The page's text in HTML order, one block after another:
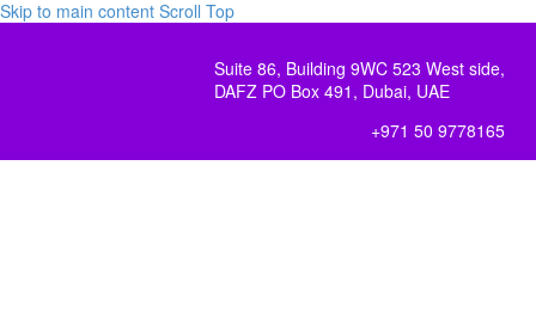
Skip to main content Scroll Top
Suite 86, Building 9WC 523 West side,
DAFZ PO Box 491, Dubai, UAE
+971 50 9778165